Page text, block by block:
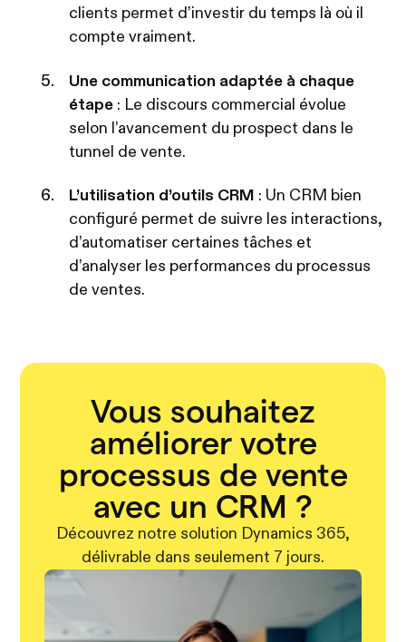
clients permet d’investir du temps là où il
compte vraiment.
Une communication adaptée à chaque
étape : Le discours commercial évolue
selon l’avancement du prospect dans le
tunnel de vente.
L’utilisation d’outils CRM : Un CRM bien
configuré permet de suivre les interactions,
d’automatiser certaines tâches et
d’analyser les performances du processus
de ventes.
Vous souhaitez
améliorer votre
processus de vente
avec un CRM ?
Découvrez notre solution Dynamics 365,
délivrable dans seulement 7 jours.